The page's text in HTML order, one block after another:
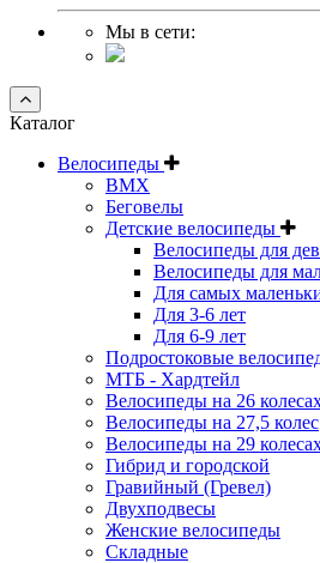
Мы в сети:
Каталог
Велосипеды
BMX
Беговелы
Детские велосипеды
Велосипеды для
Велосипеды для
Для самых
Для 3-6 лет
Для 6-9 лет
Подростоковые
МТБ - Хардтейл
Велосипеды на 26
Велосипеды на 27,5 колес
Велосипеды на 29
Гибрид и городской
Гравийный (Гревел)
Двухподвесы
Женские велосипеды
Складные